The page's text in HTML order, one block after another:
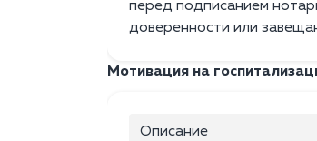
перед подписанием
доверенности или
Мотивация на
Описание